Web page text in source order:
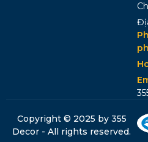
Copyright © 2025 by 355
Decor - All rights reserved.